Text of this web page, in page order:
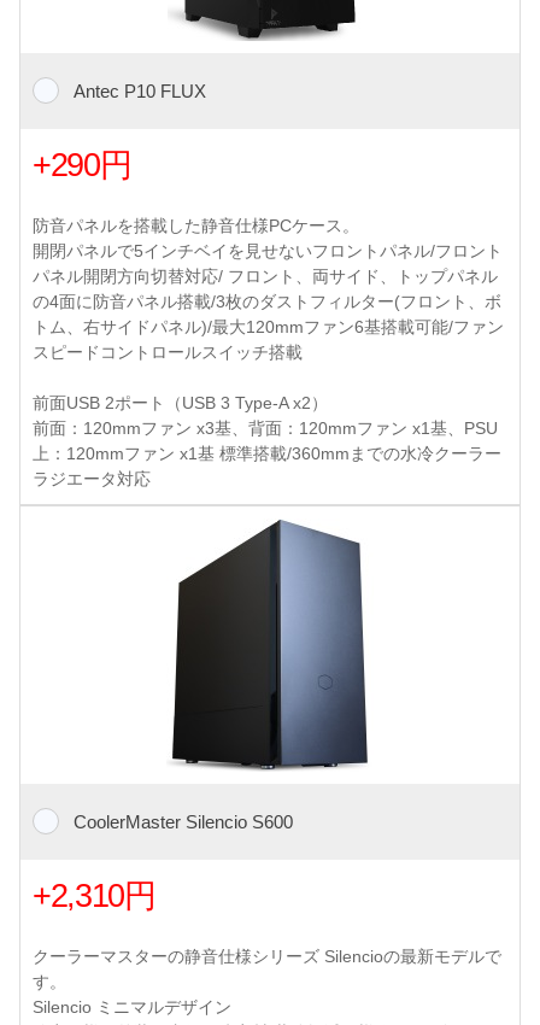
Antec P10 FLUX
+290円
防音パネルを搭載した静音仕様PCケース。
開閉パネルで5インチベイを見せないフロントパネル/フロント
パネル開閉方向切替対応/ フロント、両サイド、トップパネル
の4面に防音パネル搭載/3枚のダストフィルター(フロント、ボ
トム、右サイドパネル)/最大120mmファン6基搭載可能/ファン
スピードコントロールスイッチ搭載
前面USB 2ポート（USB 3 Type-A x2）
前面：120mmファン x3基、背面：120mmファン x1基、PSU
上：120mmファン x1基 標準搭載/360mmまでの水冷クーラー
ラジエータ対応
CoolerMaster Silencio S600
+2,310円
クーラーマスターの静音仕様シリーズ Silencioの最新モデルで
す。
Silencio ミニマルデザイン